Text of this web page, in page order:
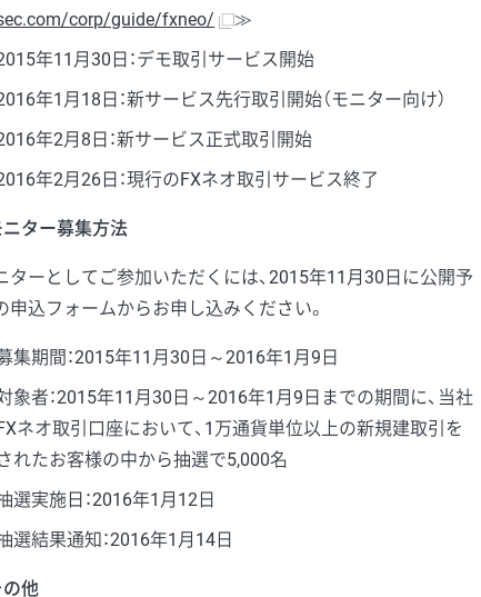
corp/guide/fxneo/
≫
年11月30日：デモ取引サービス開始
年1月18日：新サービス先行取引開始（モニター向け）
年2月8日：新サービス正式取引開始
年2月26日：現行のFXネオ取引サービス終了
ター募集方法
ターとしてご参加いただくには、2015年11月30日に公開予
申込フォームからお申し込みください。
集期間：2015年11月30日～2016年1月9日
象者：2015年11月30日～2016年1月9日までの期間に、当社
ネオ取引口座において、1万通貨単位以上の新規建取引を
れたお客様の中から抽選で5,000名
選実施日：2016年1月12日
選結果通知：2016年1月14日
他